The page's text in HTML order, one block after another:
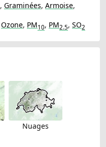
, Graminées, Armoise,
Ozone, PM10, PM2.5, SO2
Nuages